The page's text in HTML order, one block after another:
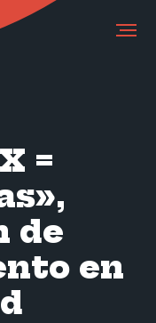
=
de
en